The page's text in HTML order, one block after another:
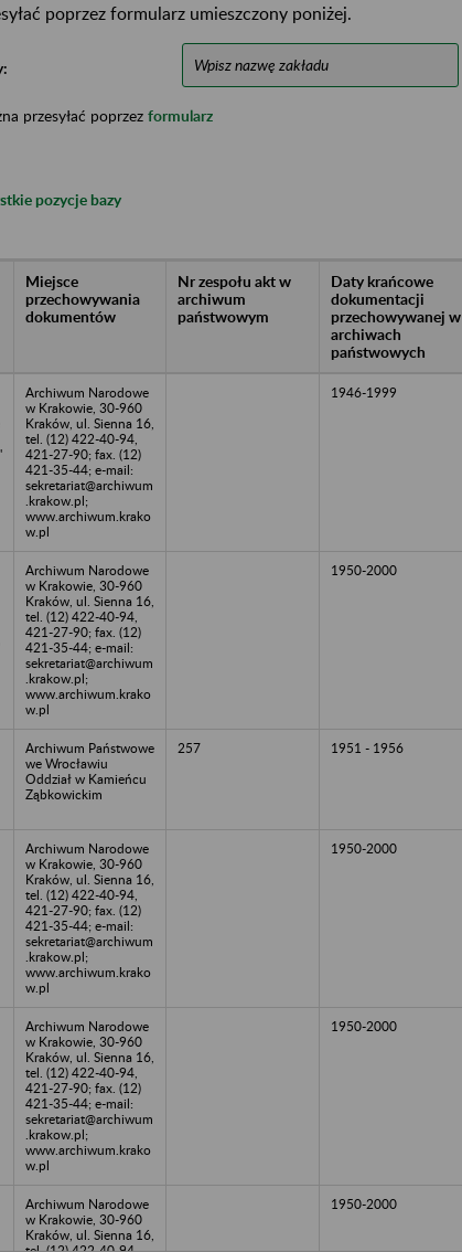
poprzez formularz umieszczony poniżej.
przesyłać poprzez formularz
pozycje bazy
Miejsce
przechowywania
dokumentów
Nr zespołu akt w
archiwum
państwowym
Daty krańcowe
dokumentacji
przechowywanej w
archiwach
państwowych
Archiwum Narodowe
w Krakowie, 30-960
Kraków, ul. Sienna 16,
tel. (12) 422-40-94,
421-27-90; fax. (12)
421-35-44; e-mail:
sekretariat@archiwum
.krakow.pl;
www.archiwum.krako
w.pl
1946-1999
Archiwum Narodowe
w Krakowie, 30-960
Kraków, ul. Sienna 16,
tel. (12) 422-40-94,
421-27-90; fax. (12)
421-35-44; e-mail:
sekretariat@archiwum
.krakow.pl;
www.archiwum.krako
w.pl
1950-2000
Archiwum Państwowe
we Wrocławiu
Oddział w Kamieńcu
Ząbkowickim
257 1951 - 1956
Archiwum Narodowe
w Krakowie, 30-960
Kraków, ul. Sienna 16,
tel. (12) 422-40-94,
421-27-90; fax. (12)
421-35-44; e-mail:
sekretariat@archiwum
.krakow.pl;
www.archiwum.krako
w.pl
1950-2000
Archiwum Narodowe
w Krakowie, 30-960
Kraków, ul. Sienna 16,
tel. (12) 422-40-94,
421-27-90; fax. (12)
421-35-44; e-mail:
sekretariat@archiwum
.krakow.pl;
www.archiwum.krako
w.pl
1950-2000
Archiwum Narodowe
w Krakowie, 30-960
Kraków, ul. Sienna 16,
1950-2000